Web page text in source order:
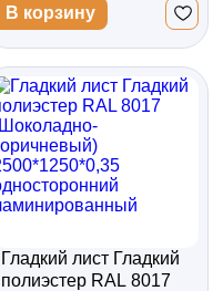
двухсторонний
ламинированный
В корзину
Гладкий лист Гладкий
полиэстер RAL 8017